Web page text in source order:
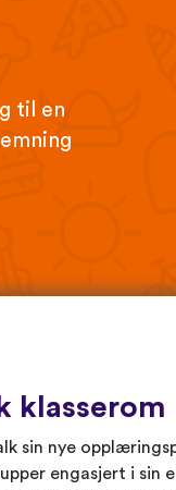
til en
klasserom
sin nye
engasjert i sin